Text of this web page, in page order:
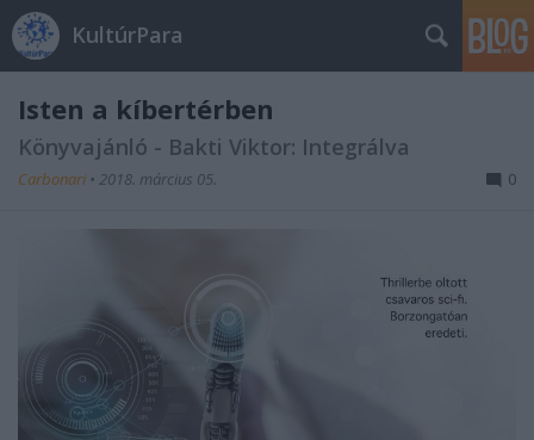
KultúrPara
Isten a kíbertérben
Könyvajánló - Bakti Viktor: Integrálva
Carbonari • 2018. március 05. 0